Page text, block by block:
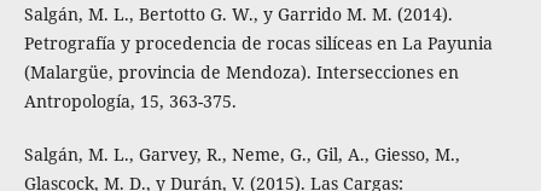
Salgán, M. L., Bertotto G. W., y Garrido M. M. (2014).
Petrografía y procedencia de rocas silíceas en La Payunia
(Malargüe, provincia de Mendoza). Intersecciones en
Antropología, 15, 363-375.
Salgán, M. L., Garvey, R., Neme, G., Gil, A., Giesso, M.,
Glascock, M. D., y Durán, V. (2015). Las Cargas: